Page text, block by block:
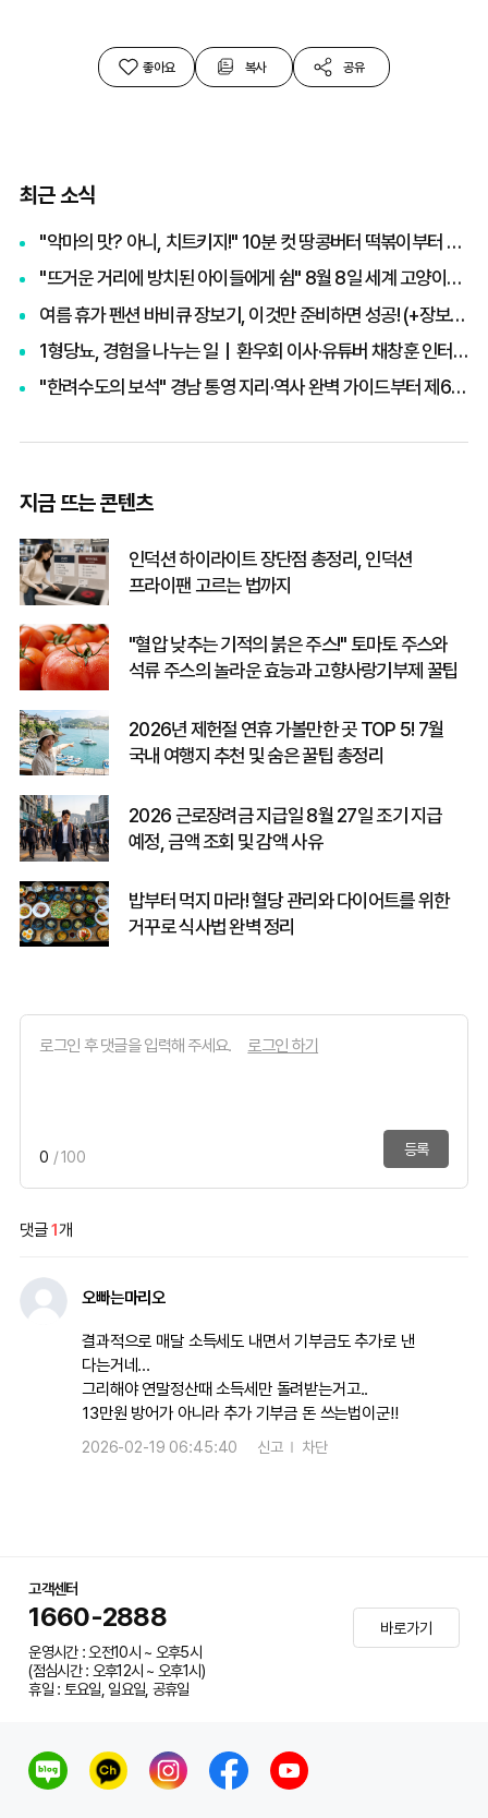
좋아요 복사 공유
최근 소식
"악마의 맛? 아니, 치트키지!" 10분 컷 땅콩버터 떡볶이부터 효능·부작용 총정리
"뜨거운 거리에 방치된 아이들에게 쉼" 8월 8일 세계 고양이의 날, 나폴리 맛피아 권성준 셰프의 선한 영향력과 간곡한 호소
여름 휴가 펜션 바비큐 장보기, 이것만 준비하면 성공! (+장보기 체크리스트)
1형당뇨, 경험을 나누는 일｜환우회 이사·유튜버 채창훈 인터뷰 ②
"한려수도의 보석" 경남 통영 지리·역사 완벽 가이드부터 제65회 통영한산대첩축제까지 총정리
지금 뜨는 콘텐츠
인덕션 하이라이트 장단점 총정리, 인덕션
프라이팬 고르는 법까지
"혈압 낮추는 기적의 붉은 주스!" 토마토 주스와
석류 주스의 놀라운 효능과 고향사랑기부제 꿀팁
2026년 제헌절 연휴 가볼만한 곳 TOP 5! 7월
국내 여행지 추천 및 숨은 꿀팁 총정리
2026 근로장려금 지급일 8월 27일 조기 지급
예정, 금액 조회 및 감액 사유
밥부터 먹지 마라! 혈당 관리와 다이어트를 위한
거꾸로 식사법 완벽 정리
로그인 하기
0 / 100 등록
댓글1개
오빠는마리오
결과적으로 매달 소득세도 내면서 기부금도 추가로 낸
다는거네...
그리해야 연말정산때 소득세만 돌려받는거고..
13만원 방어가 아니라 추가 기부금 돈 쓰는법이군!!
2026-02-19 06:45:40 신고 차단
고객센터
1660-2888
운영시간 : 오전10시 ~ 오후5시
(점심시간 : 오후12시 ~ 오후1시)
휴일 : 토요일, 일요일, 공휴일
바로가기